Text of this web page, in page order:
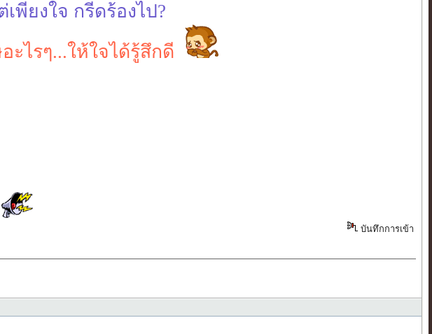
พียงใจ กรีดร้องไป?
ะไรๆ...ให้ใจได้รู้สึกดี
บันทึกการเข้า